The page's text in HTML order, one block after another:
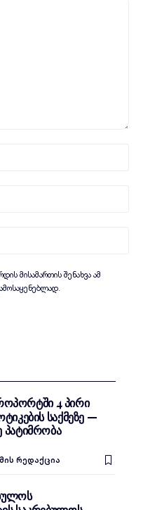
მისამართის შენახვა ამ
4 პირი
საქმეზე —
რედაქცია